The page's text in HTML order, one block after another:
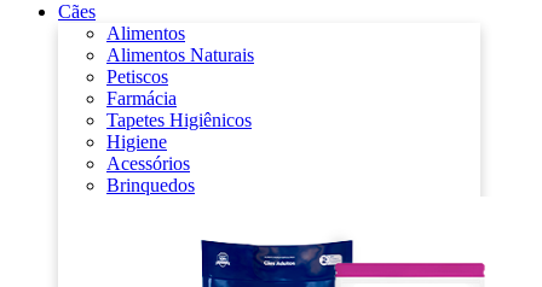
Cães
Alimentos
Alimentos Naturais
Petiscos
Farmácia
Tapetes Higiênicos
Higiene
Acessórios
Brinquedos